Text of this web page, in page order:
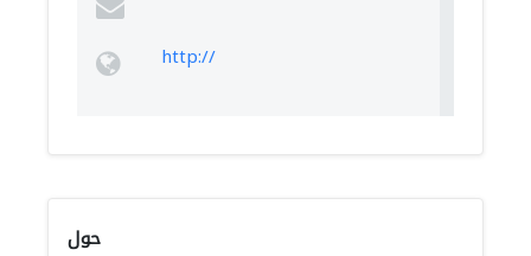
http://
حول